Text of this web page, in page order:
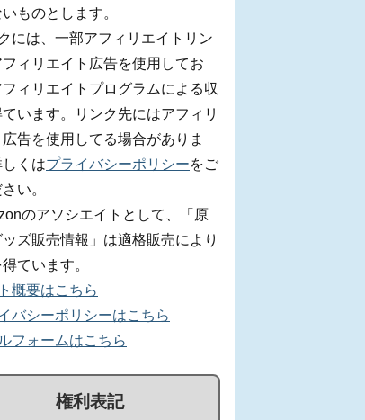
ものとします。
には、一部アフィリエイトリン
フィリエイト広告を使用してお
フィリエイトプログラムによる収
います。リンク先にはアフィリ
告を使用してる場合がありま
くはプライバシーポリシーをご
い。
のアソシエイトとして、「原
ズ販売情報」は適格販売により
ています。
概要はこちら
バシーポリシーはこちら
フォームはこちら
権利表記